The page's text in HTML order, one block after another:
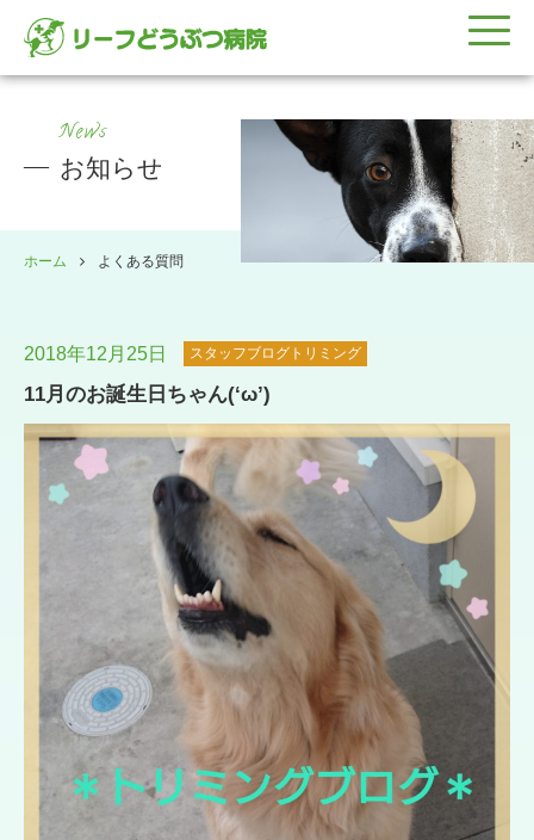
News
お知らせ
ホーム よくある質問
2018年12月25日 スタッフブログトリミング
11月のお誕生日ちゃん(‘ω’)